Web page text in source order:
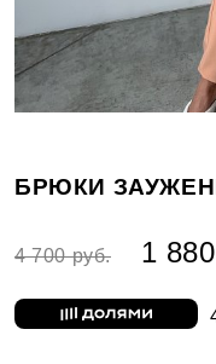
БРЮКИ
4 700 руб. 1